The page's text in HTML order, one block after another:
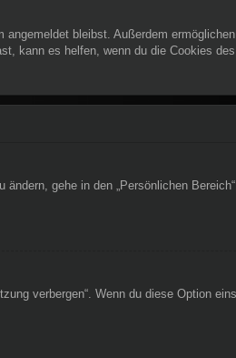
bleibst. Außerdem
kann es helfen, wenn du die Cookies
gehe in den „Persönlichen
verbergen“. Wenn du diese Option